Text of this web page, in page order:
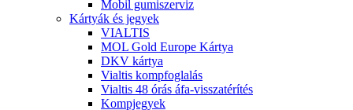
Mobil gumiszerviz
Kártyák és jegyek
VIALTIS
MOL Gold Europe Kártya
DKV kártya
Vialtis kompfoglalás
Vialtis 48 órás áfa-visszatérítés
Kompjegyek